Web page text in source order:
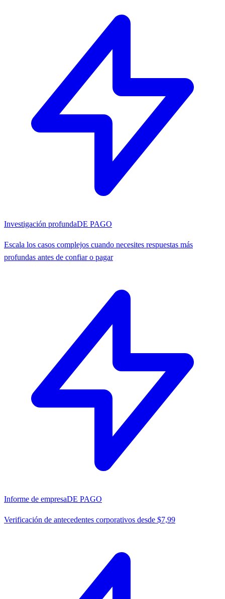
Investigación profundaDE PAGO
Escala los casos complejos cuando necesites respuestas más
profundas antes de confiar o pagar
Informe de empresaDE PAGO
Verificación de antecedentes corporativos desde $7,99